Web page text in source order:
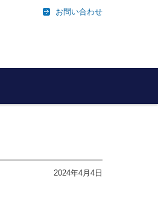
お問い合わせ
2024年4月4日